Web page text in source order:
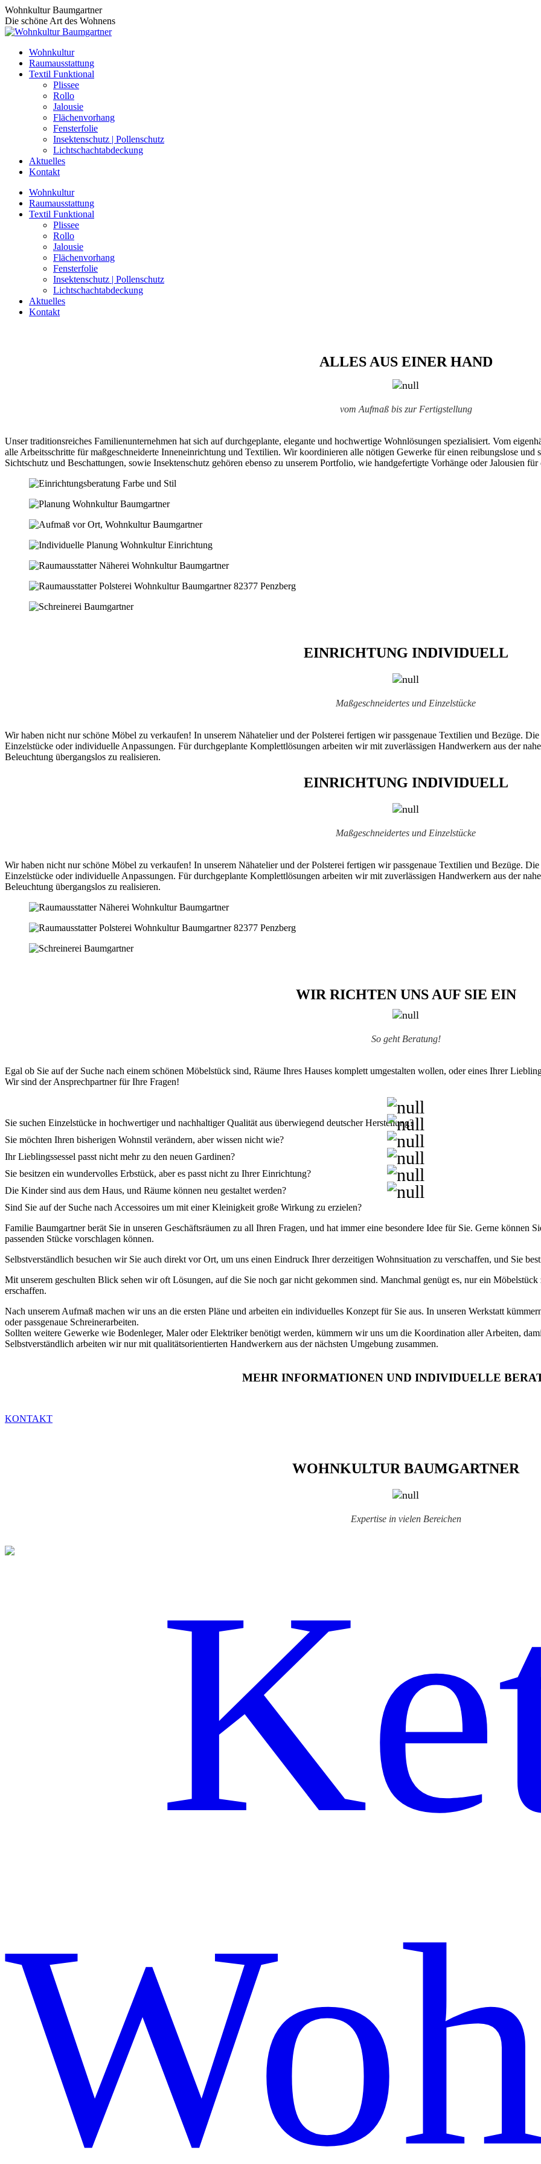
Zum
Inhalt
springen
Wohnkultur Baumgartner
Die schöne Art des Wohnens
Wohnkultur
Raumausstattung
Textil Funktional
Plissee
Rollo
Jalousie
Flächenvorhang
Fensterfolie
Insektenschutz | Pollenschutz
Lichtschachtabdeckung
Aktuelles
Kontakt
Wohnkultur
Raumausstattung
Textil Funktional
Plissee
Rollo
Jalousie
Flächenvorhang
Fensterfolie
Insektenschutz | Pollenschutz
Lichtschachtabdeckung
Aktuelles
Kontakt
ALLES AUS EINER HAND
vom Aufmaß bis zur Fertigstellung
Unser traditionsreiches Familienunternehmen hat sich auf durchgeplante, elegante und hochwertige Wohnlösungen spezialisiert. Vom
alle Arbeitsschritte für maßgeschneiderte Inneneinrichtung und Textilien. Wir koordinieren alle nötigen Gewerke für einen reibungslose und
Sichtschutz und Beschattungen, sowie Insektenschutz gehören ebenso zu unserem Portfolio, wie handgefertigte Vorhänge oder Jalousien
EINRICHTUNG INDIVIDUELL
Maßgeschneidertes und Einzelstücke
Wir haben nicht nur schöne Möbel zu verkaufen! In unserem Nähatelier und der Polsterei fertigen wir passgenaue Textilien und Bezüge.
Einzelstücke oder individuelle Anpassungen. Für durchgeplante Komplettlösungen arbeiten wir mit zuverlässigen Handwerkern aus der
Beleuchtung übergangslos zu realisieren.
EINRICHTUNG INDIVIDUELL
Maßgeschneidertes und Einzelstücke
Wir haben nicht nur schöne Möbel zu verkaufen! In unserem Nähatelier und der Polsterei fertigen wir passgenaue Textilien und Bezüge.
Einzelstücke oder individuelle Anpassungen. Für durchgeplante Komplettlösungen arbeiten wir mit zuverlässigen Handwerkern aus der
Beleuchtung übergangslos zu realisieren.
WIR RICHTEN UNS AUF SIE EIN
So geht Beratung!
Egal ob Sie auf der Suche nach einem schönen Möbelstück sind, Räume Ihres Hauses komplett umgestalten wollen, oder eines Ihrer
Wir sind der Ansprechpartner für Ihre Fragen!
Sie suchen Einzelstücke in hochwertiger und nachhaltiger Qualität aus überwiegend deutscher Herstellung?
Sie möchten Ihren bisherigen Wohnstil verändern, aber wissen nicht wie?
Ihr Lieblingssessel passt nicht mehr zu den neuen Gardinen?
Sie besitzen ein wundervolles Erbstück, aber es passt nicht zu Ihrer Einrichtung?
Die Kinder sind aus dem Haus, und Räume können neu gestaltet werden?
Sind Sie auf der Suche nach Accessoires um mit einer Kleinigkeit große Wirkung zu erzielen?
Familie Baumgartner berät Sie in unseren Geschäftsräumen zu all Ihren Fragen, und hat immer eine besondere Idee für Sie. Gerne
passenden Stücke vorschlagen können.
Selbstverständlich besuchen wir Sie auch direkt vor Ort, um uns einen Eindruck Ihrer derzeitigen Wohnsituation zu verschaffen, und Sie
Mit unserem geschulten Blick sehen wir oft Lösungen, auf die Sie noch gar nicht gekommen sind. Manchmal genügt es, nur ein
erschaffen.
Nach unserem Aufmaß machen wir uns an die ersten Pläne und arbeiten ein individuelles Konzept für Sie aus. In unseren Werkstatt
oder passgenaue Schreinerarbeiten.
Sollten weitere Gewerke wie Bodenleger, Maler oder Elektriker benötigt werden, kümmern wir uns um die Koordination aller Arbeiten,
Selbstverständlich arbeiten wir nur mit qualitätsorientierten Handwerkern aus der nächsten Umgebung zusammen.
MEHR INFORMATIONEN UND INDIVIDUELLE
KONTAKT
WOHNKULTUR BAUMGARTNER
Expertise in vielen Bereichen